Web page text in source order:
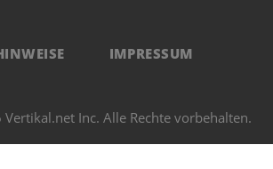
IMPRESSUM
Inc. Alle Rechte vorbehalten.